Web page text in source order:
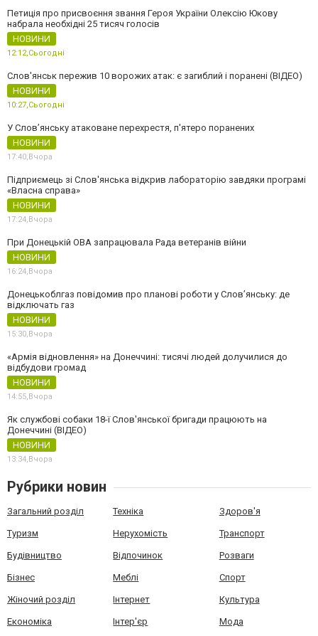
Петиція про присвоєння звання Героя України Олексію Юкову
набрала необхідні 25 тисяч голосів
НОВИНИ
12:12,Сьогодні
Слов'янськ пережив 10 ворожих атак: є загиблий і поранені (ВІДЕО)
НОВИНИ
10:27,Сьогодні
У Слов’янську атаковане перехрестя, п'ятеро поранених
НОВИНИ
17:40,Вчора
Підприємець зі Слов'янська відкрив лабораторію завдяки програмі
«Власна справа»
НОВИНИ
17:24,Вчора
При Донецькій ОВА запрацювала Рада ветеранів війни
НОВИНИ
16:24,Вчора
Донецькоблгаз повідомив про планові роботи у Слов’янську: де
відключать газ
НОВИНИ
15:30,Вчора
«Армія відновлення» на Донеччині: тисячі людей долучилися до
відбудови громад
НОВИНИ
14:55,Вчора
Як службові собаки 18-ї Слов'янської бригади працюють на
Донеччині (ВІДЕО)
НОВИНИ
13:34,Вчора
Рубрики новин
Загальний розділ Техніка Здоров'я
Туризм Нерухомість Транспорт
Будівництво Відпочинок Розваги
Бізнес Меблі Спорт
Жіночий розділ Інтернет Культура
Економіка Інтер'єр Мода